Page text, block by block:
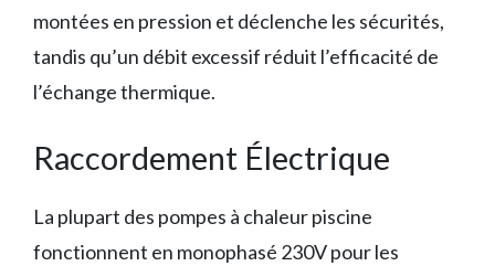
montées en pression et déclenche les sécurités,
tandis qu’un débit excessif réduit l’efficacité de
l’échange thermique.
Raccordement Électrique
La plupart des pompes à chaleur piscine
fonctionnent en monophasé 230V pour les